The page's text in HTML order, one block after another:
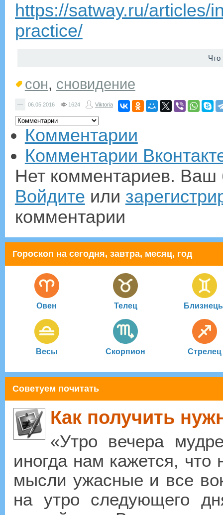
https://satway.ru/articles/
practice/
Что
сон, сновидение
— 06.05.2016 1624 Viktoria
Комментарии
Комментарии
Нет комментариев. Ваш
Войдите или
комментарии
Гороскоп на сегодня, завтра, месяц, год
Овен Телец
Весы Скорпион Стрелец
Советуем почитать
Как получить
«Утро вечера
иногда нам кажется,
мысли ужасные и все
на утро следующего